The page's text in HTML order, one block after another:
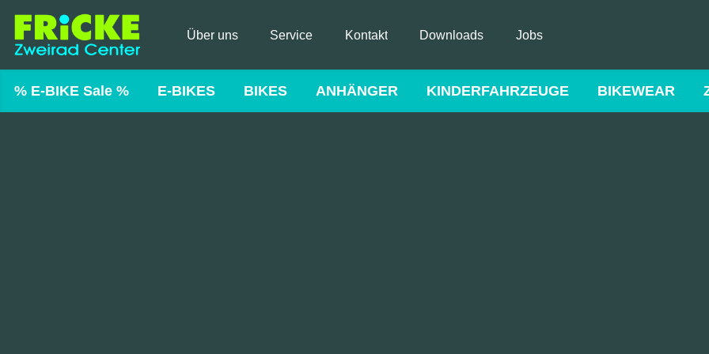
Über uns Service Kontakt Downloads Jobs
% E-BIKE Sale % E-BIKES BIKES ANHÄNGER KINDERFAHRZEUGE BIKEWEAR